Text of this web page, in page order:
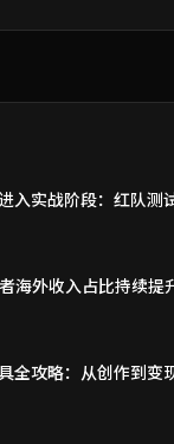
入实战阶段：红队测
海外收入占比持续提
全攻略：从创作到变